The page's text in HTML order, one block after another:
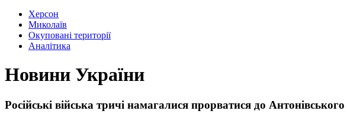
Херсон
Миколаїв
Окуповані території
Аналітика
Новини України
Російські війська тричі намагалися прорватися до